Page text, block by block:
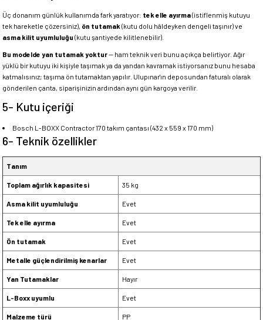
Üç donanım günlük kullanımda fark yaratıyor: tek elle ayırma(istiflenmiş kutuyu
tek hareketle çözersiniz), ön tutamak (kutu dolu hâldeyken dengeli taşınır) ve
asma kilit uyumluluğu (kutu şantiyede kilitlenebilir).
Bu modelde yan tutamak yoktur— ham teknik veri bunu açıkça belirtiyor. Ağır
yüklü bir kutuyu iki kişiyle taşımak ya da yandan kavramak istiyorsanız bunu hesaba
katmalısınız; taşıma ön tutamaktan yapılır. Ulupınar'ın deposundan faturalı olarak
gönderilen çanta, siparişinizin ardından aynı gün kargoya verilir.
5- Kutu içeriği
Bosch L-BOXX Contractor 170 takım çantası (432 x 559 x 170 mm)
6- Teknik özellikler
Tanım
Toplam ağırlık kapasitesi 35 kg
Asma kilit uyumluluğu Evet
Tek elle ayırma Evet
Ön tutamak Evet
Metalle güçlendirilmiş kenarlar Evet
Yan Tutamaklar Hayır
L-Boxx uyumlu Evet
Malzeme türü PP